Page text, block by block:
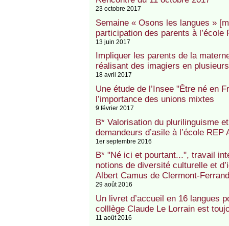
23 octobre 2017
Semaine « Osons les langues »
participation des parents à
13 juin 2017
Impliquer les parents de la
réalisant des imagiers en
18 avril 2017
Une étude de l’Insee "Être né en
l’importance des unions mixtes
9 février 2017
B* Valorisation du plurilinguisme
demandeurs d’asile à l’école
1er septembre 2016
B* "Né ici et pourtant...", travail
notions de diversité culturelle et
Albert Camus de Clermont-Ferrand
29 août 2016
Un livret d’accueil en 16 langues
colllège Claude Le Lorrain est
11 août 2016